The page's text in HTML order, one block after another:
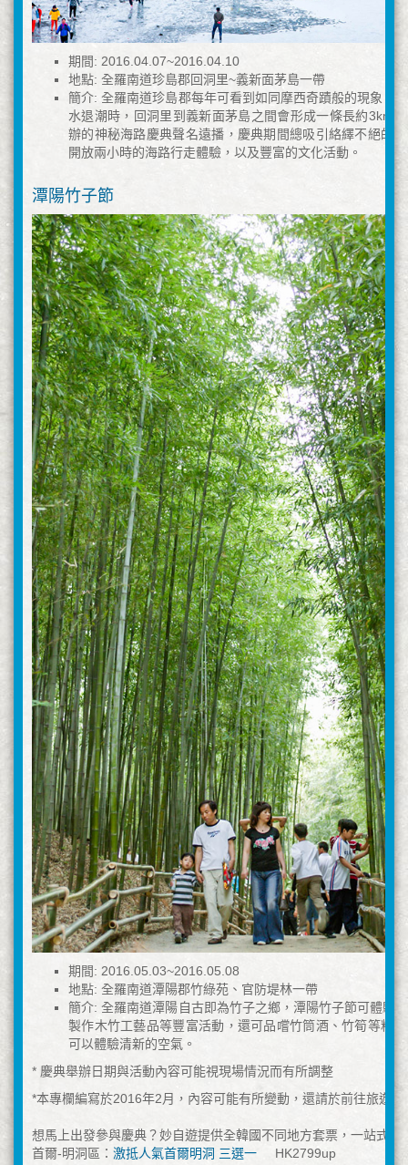
期間: 2016.04.07~2016.04.10
地點: 全羅南道珍島郡回洞里~義新面茅島一帶
簡介: 全羅南道珍島郡每年可看到如同摩西奇蹟般的現象，
水退潮時，回洞里到義新面茅島之間會形成一條長約3km
辦的神秘海路慶典聲名遠播，慶典期間總吸引絡繹不絕的
開放兩小時的海路行走體驗，以及豐富的文化活動。
潭陽竹子節
期間: 2016.05.03~2016.05.08
地點: 全羅南道潭陽郡竹綠苑、官防堤林一帶
簡介: 全羅南道潭陽自古即為竹子之鄉，潭陽竹子節可體驗
製作木竹工藝品等豐富活動，還可品嚐竹筒酒、竹筍等料
可以體驗清新的空氣。
* 慶典舉辦日期與活動內容可能視現場情況而有所調整
*本專欄編寫於2016年2月，內容可能有所變動，還請於前往旅遊
想馬上出發參與慶典？妙自遊提供全韓國不同地方套票，一站式為
首爾-明洞區： 激抵人氣首爾明洞 三選一 HK2799up